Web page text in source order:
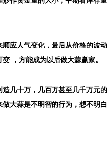
应人气变化，最后从价格的波动
，方能成为以后做大蒜赢家。
几十万，几百万甚至几千万元的
大蒜是不明智的行为，想不明白